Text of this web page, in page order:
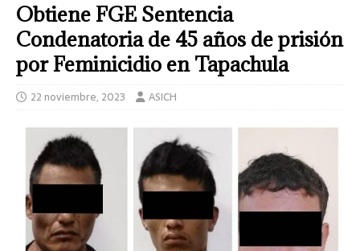
Obtiene FGE Sentencia
Condenatoria de 45 años de prisión
por Feminicidio en Tapachula
22 noviembre, 2023 ASICH